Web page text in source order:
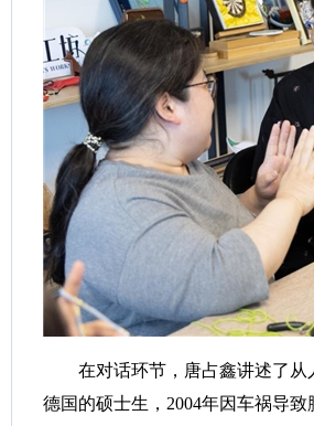
在对话环节，唐占鑫讲述了从
德国的硕士生，2004年因车祸导